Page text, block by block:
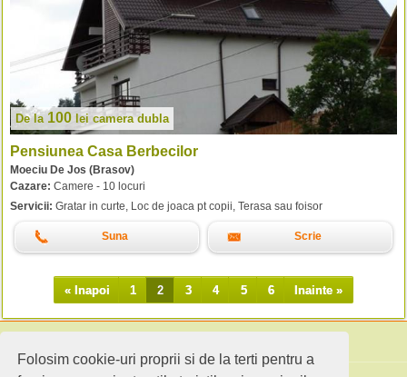
Folosim cookie-uri proprii si de la terti pentru a
De la 100 lei camera dubla
Pensiunea Casa Berbecilor
Moeciu De Jos (Brasov)
Cazare: Camere - 10 locuri
Servicii: Gratar in curte, Loc de joaca pt copii, Terasa sau foisor
Suna Scrie
« Inapoi 1 2 3 4 5 6 Inainte »